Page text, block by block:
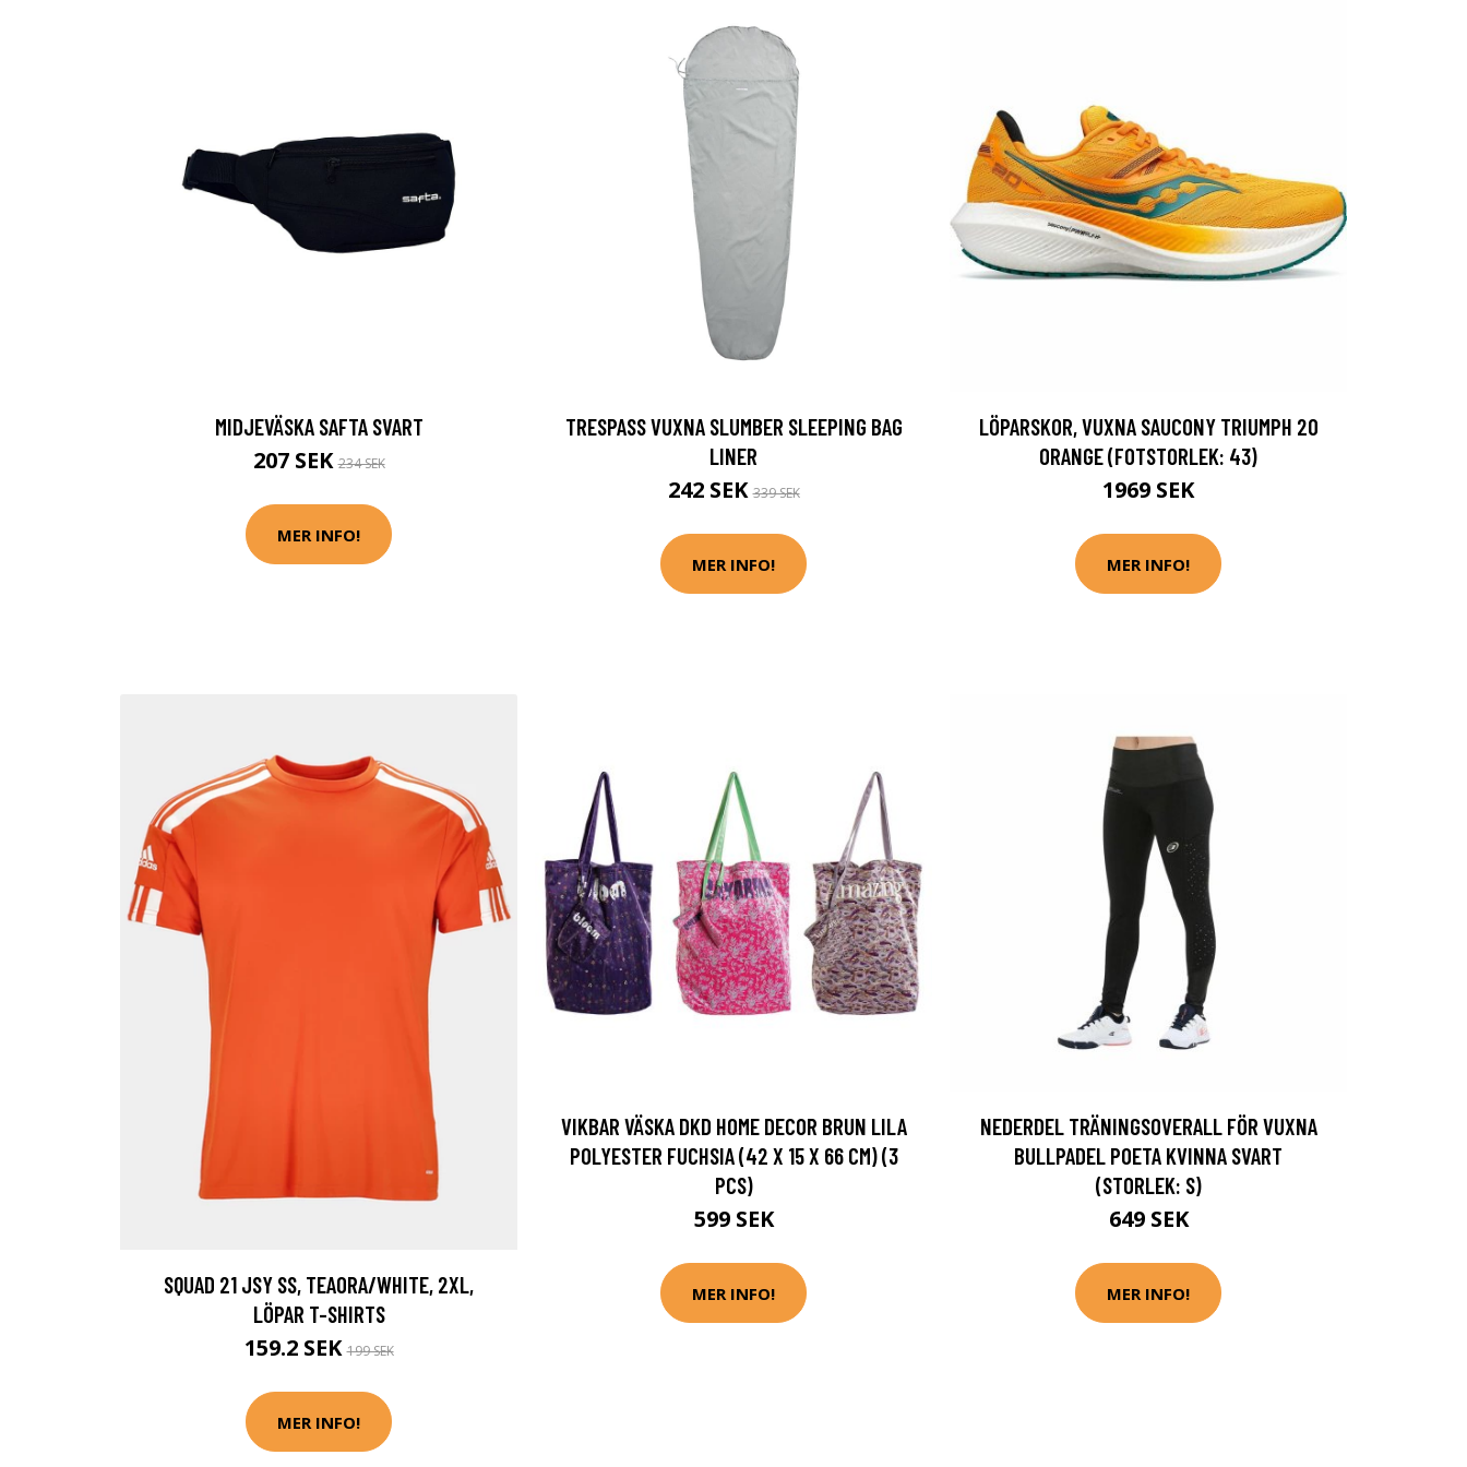
MIDJEVÄSKA SAFTA SVART
207 SEK234 SEK
MER INFO!
TRESPASS VUXNA SLUMBER SLEEPING BAG
LINER
242 SEK339 SEK
MER INFO!
LÖPARSKOR, VUXNA SAUCONY TRIUMPH 20
ORANGE (FOTSTORLEK: 43)
1969 SEK
MER INFO!
SQUAD 21 JSY SS, TEAORA/WHITE, 2XL,
LÖPAR T-SHIRTS
159.2 SEK199 SEK
MER INFO!
VIKBAR VÄSKA DKD HOME DECOR BRUN LILA
POLYESTER FUCHSIA (42 X 15 X 66 CM) (3
PCS)
599 SEK
MER INFO!
NEDERDEL TRÄNINGSOVERALL FÖR VUXNA
BULLPADEL POETA KVINNA SVART
(STORLEK: S)
649 SEK
MER INFO!